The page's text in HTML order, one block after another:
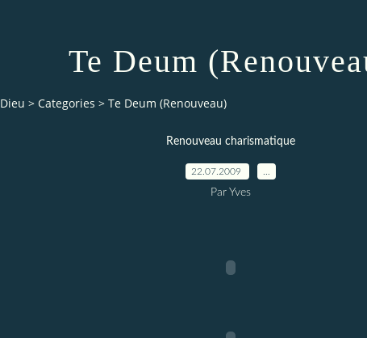
Te Deum
> Categories > Te Deum (Renouveau)
Renouveau charismatique
22.07.2009
Par Yves